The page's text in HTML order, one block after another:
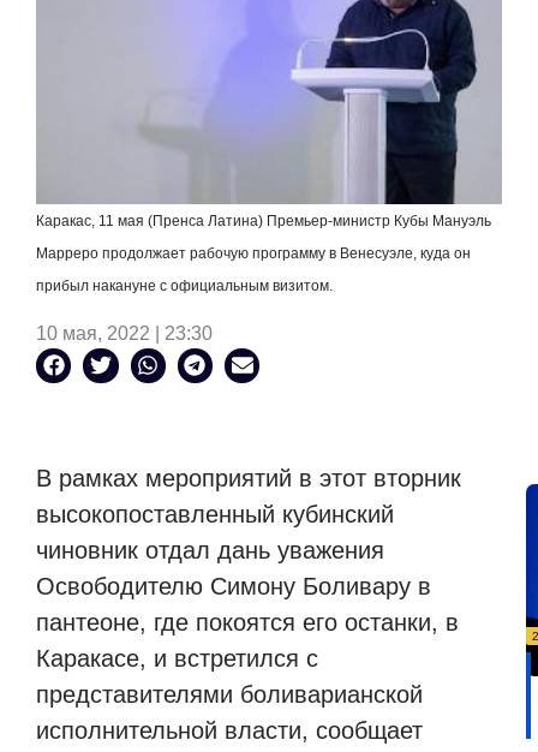
Каракас, 11 мая (Пренса Латина) Премьер-министр Кубы Мануэль
Марреро продолжает рабочую программу в Венесуэле, куда он
прибыл накануне с официальным визитом.
10 мая, 2022 | 23:30
В рамках мероприятий в этот вторник
высокопоставленный кубинский
чиновник отдал дань уважения
Освободителю Симону Боливару в
пантеоне, где покоятся его останки, в
Каракасе, и встретился с
представителями боливарианской
исполнительной власти, сообщает